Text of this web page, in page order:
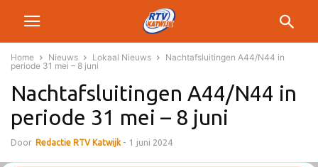
Home Nieuws Lokaal Nieuws
Nachtafsluitingen A44/N44 in
periode 31 mei – 8 juni
Nachtafsluitingen A44/N44 in
periode 31 mei – 8 juni
Door Redactie RTV Katwijk - 1 juni 2024